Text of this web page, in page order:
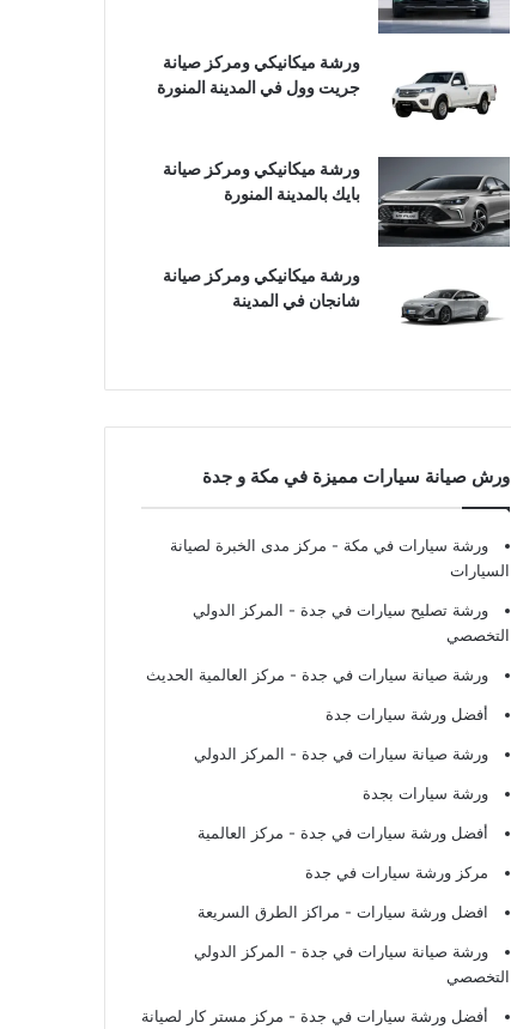
ورشة ميكانيكي ومركز صيانة
جريت وول في المدينة المنورة
ورشة ميكانيكي ومركز صيانة
بايك بالمدينة المنورة
ورشة ميكانيكي ومركز صيانة
شانجان في المدينة
ورش صيانة سيارات مميزة في مكة و جدة
ورشة سيارات في مكة - مركز مدى الخبرة لصيانة
السيارات
ورشة تصليح سيارات في جدة - المركز الدولي
التخصصي
ورشة صيانة سيارات في جدة - مركز العالمية الحديث
أفضل ورشة سيارات جدة
ورشة صيانة سيارات في جدة - المركز الدولي
ورشة سيارات بجدة
أفضل ورشة سيارات في جدة - مركز العالمية
مركز ورشة سيارات في جدة
افضل ورشة سيارات - مراكز الطرق السريعة
ورشة صيانة سيارات في جدة - المركز الدولي
التخصصي
أفضل ورشة سيارات في جدة - مركز مستر كار لصيانة